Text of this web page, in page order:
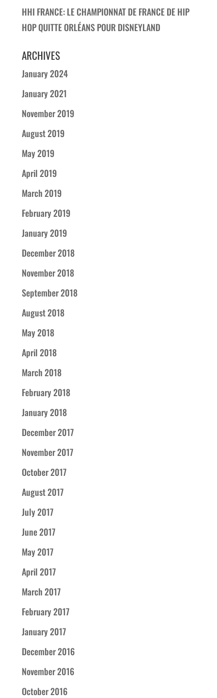
HHI FRANCE: LE CHAMPIONNAT DE FRANCE DE HIP
HOP QUITTE ORLÉANS POUR DISNEYLAND
ARCHIVES
January 2024
January 2021
November 2019
August 2019
May 2019
April 2019
March 2019
February 2019
January 2019
December 2018
November 2018
September 2018
August 2018
May 2018
April 2018
March 2018
February 2018
January 2018
December 2017
November 2017
October 2017
August 2017
July 2017
June 2017
May 2017
April 2017
March 2017
February 2017
January 2017
December 2016
November 2016
October 2016